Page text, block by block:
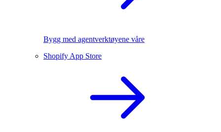
Bygg med agentverktøyene våre
Shopify App Store